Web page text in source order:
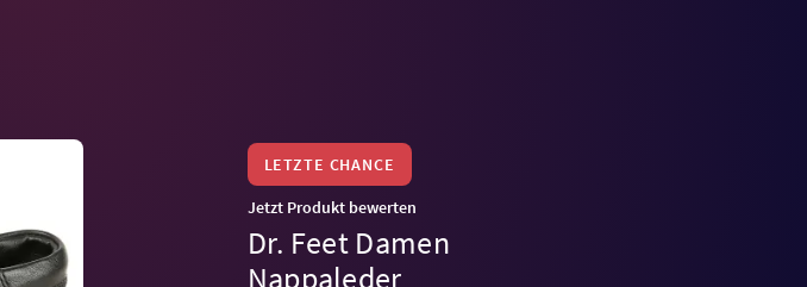
LETZTE CHANCE
Jetzt Produkt bewerten
Dr. Feet Damen
Nappaleder